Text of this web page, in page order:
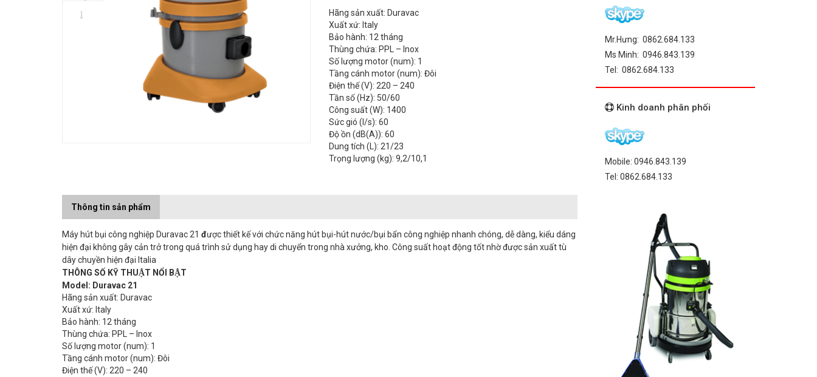
Hãng sản xuất: Duravac
Xuất xứ: Italy
Bảo hành: 12 tháng
Thùng chứa: PPL – Inox
Số lượng motor (num): 1
Tầng cánh motor (num): Đôi
Điện thế (V): 220 – 240
Tần số (Hz): 50/60
Công suất (W): 1400
Sức gió (l/s): 60
Độ ồn (dB(A)): 60
Dung tích (L): 21/23
Trọng lượng (kg): 9,2/10,1
Thông tin sản phẩm
Máy hút bụi công nghiệp Duravac 21 được thiết kế với chức năng hút bụi-hút nước/bụi bẩn công nghiệp nhanh chóng, dễ dàng, kiểu dáng
hiện đại không gây cản trở trong quá trình sử dụng hay di chuyển trong nhà xưởng, kho. Công suất hoạt động tốt nhờ được sản xuất tù
dây chuyền hiện đại Italia
THÔNG SỐ KỸ THUẬT NỔI BẬT
Model: Duravac 21
Hãng sản xuất: Duravac
Xuất xứ: Italy
Bảo hành: 12 tháng
Thùng chứa: PPL – Inox
Số lượng motor (num): 1
Tầng cánh motor (num): Đôi
Điện thế (V): 220 – 240
Mr.Hưng: 0862.684.133
Ms Minh: 0946.843.139
Tel: 0862.684.133
Kinh doanh phân phối
Mobile: 0946.843.139
Tel: 0862.684.133